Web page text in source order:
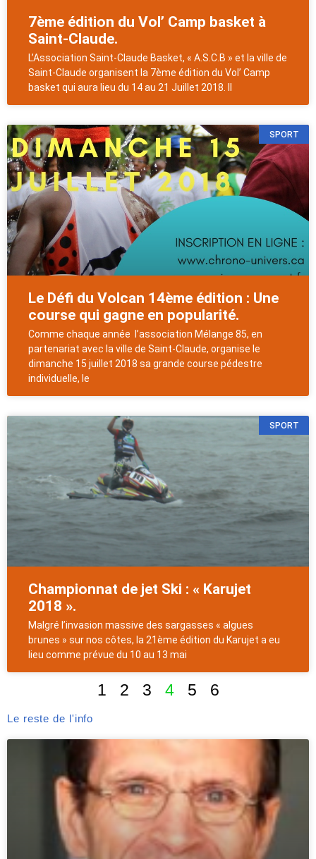
7ème édition du Vol’ Camp basket à
Saint-Claude.
L’Association Saint-Claude Basket, « A.S.C.B » et la ville de
Saint-Claude organisent la 7ème édition du Vol’ Camp
basket qui aura lieu du 14 au 21 Juillet 2018. Il
SPORT
Le Défi du Volcan 14ème édition : Une
course qui gagne en popularité.
Comme chaque année l’association Mélange 85, en
partenariat avec la ville de Saint-Claude, organise le
dimanche 15 juillet 2018 sa grande course pédestre
individuelle, le
SPORT
Championnat de jet Ski : « Karujet
2018 ».
Malgré l’invasion massive des sargasses « algues
brunes » sur nos côtes, la 21ème édition du Karujet a eu
lieu comme prévue du 10 au 13 mai
1 2 3 4 5 6
Le reste de l'info